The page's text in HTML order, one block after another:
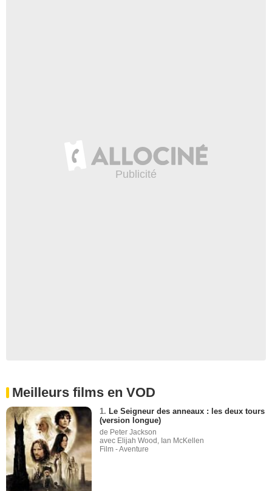
Meilleurs films en VOD
1. Le Seigneur des anneaux : les deux tours
(version longue)
de Peter Jackson
avec Elijah Wood, Ian McKellen
Film - Aventure